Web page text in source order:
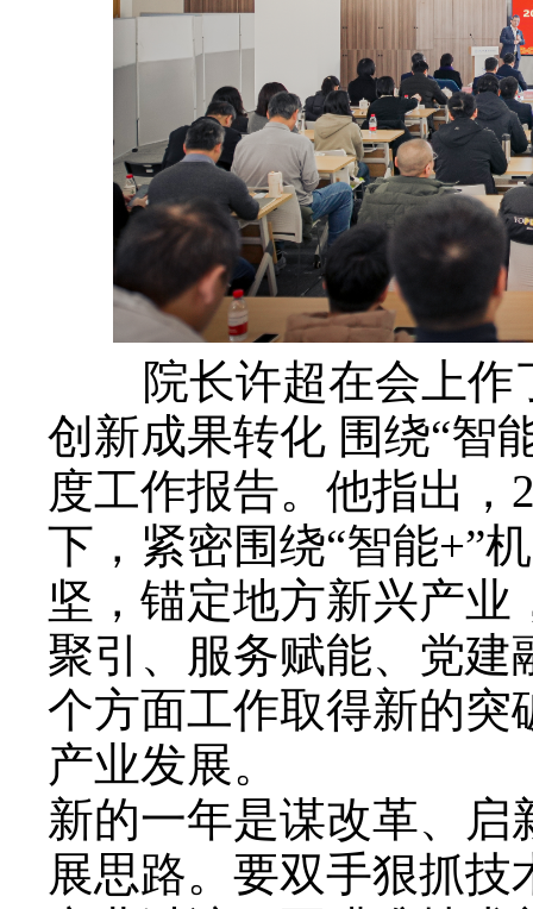
院长许超在会上作
创新成果转化 围绕“智
度工作报告。他指出，
下，紧密围绕“智能+”
坚，锚定地方新兴产
聚引、服务赋能、党建
个方面工作取得新的突
产业发展。
新的一年是谋改革、启
展思路。要双手狠抓技